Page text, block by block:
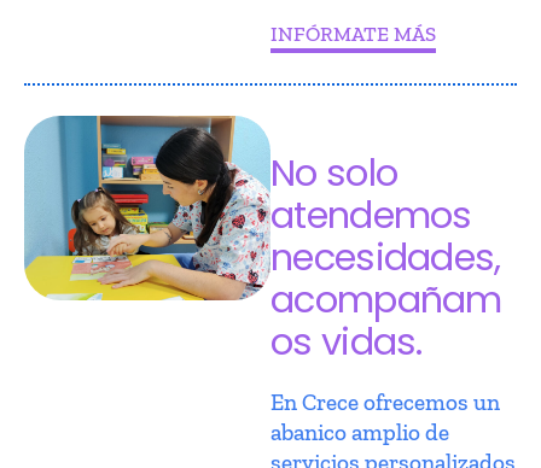
INFÓRMATE MÁS
No solo
atendemos
necesidades,
acompañam
os vidas.
En Crece ofrecemos un
abanico amplio de